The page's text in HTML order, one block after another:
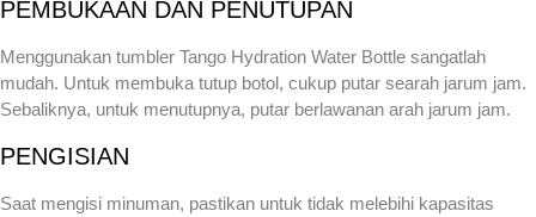
PEMBUKAAN DAN PENUTUPAN
Menggunakan tumbler Tango Hydration Water Bottle sangatlah
mudah. Untuk membuka tutup botol, cukup putar searah jarum jam.
Sebaliknya, untuk menutupnya, putar berlawanan arah jarum jam.
PENGISIAN
Saat mengisi minuman, pastikan untuk tidak melebihi kapasitas